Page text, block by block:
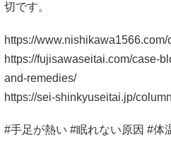
切です。
https://
https://fujisawaseitai.com/case-
and-remedies/
https://sei-shinkyuseitai.jp/
#手足が熱い #眠れない原因 #体